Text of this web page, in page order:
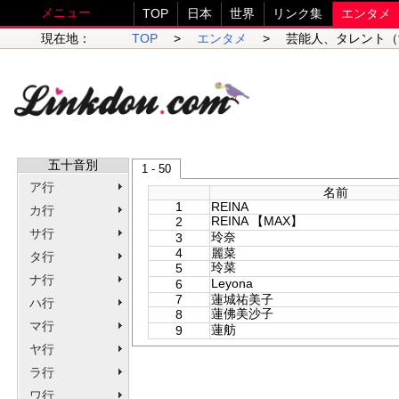
メニュー TOP 日本 世界 リンク集
エンタメ
現在地：
TOP > エンタメ > 芸能人、タレント
五十音別
ア行
カ行
サ行
タ行
ナ行
ハ行
マ行
ヤ行
ラ行
ワ行
1 - 50
名前
1
REINA
2
REINA 【MAX】
3
玲奈
4
麗菜
5
玲菜
6
Leyona
7
蓮城祐美子
8
蓮佛美沙子
9
蓮舫